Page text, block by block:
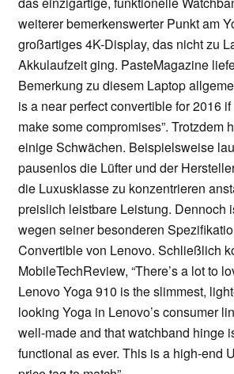
weiterer bemerkenswerter Punkt am
großartiges 4K-Display, das nicht zu
Akkulaufzeit ging. PasteMagazine
Bemerkung zu diesem Laptop
is a near perfect convertible for 2016
make some compromises”. Trotzdem
einige Schwächen. Beispielsweise
pausenlos die Lüfter und der
die Luxusklasse zu konzentrieren
preislich leistbare Leistung. Dennoch
wegen seiner besonderen
Convertible von Lenovo. Schließlich
MobileTechReview, “There’s a lot to
Lenovo Yoga 910 is the slimmest,
looking Yoga in Lenovo’s consumer
well-made and that watchband hinge
functional as ever. This is a high-end